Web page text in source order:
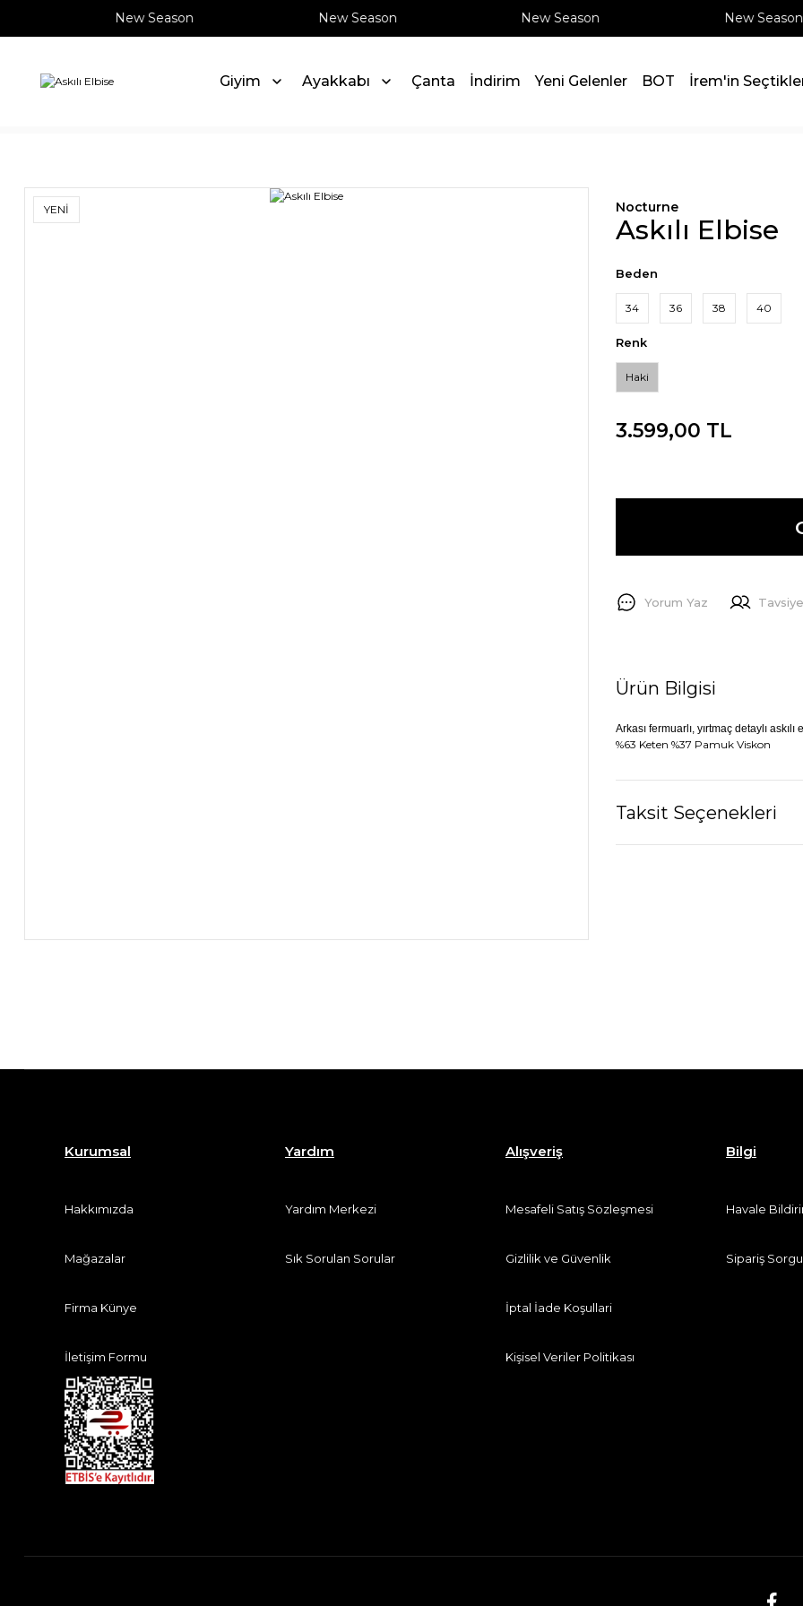
New Season New Season New Season New Season
Giyim Ayakkabı Çanta İndirim Yeni Gelenler BOT İrem'in
YENİ Nocturne
Askılı Elbise
Beden
34 36 38 40
Renk
Haki
3.599,00 TL
Yorum Yaz
Ürün Bilgisi
Arkası fermuarlı, yırtmaç detaylı askılı
%63 Keten %37 Pamuk Viskon
Taksit Seçenekleri
Kurumsal
Hakkımızda
Mağazalar
Firma Künye
İletişim Formu
Yardım
Yardım Merkezi
Sık Sorulan Sorular
Alışveriş
Mesafeli Satış Sözleşmesi
Gizlilik ve Güvenlik
İptal İade Koşullari
Kişisel Veriler Politikası
Bilgi
Havale
Sipariş